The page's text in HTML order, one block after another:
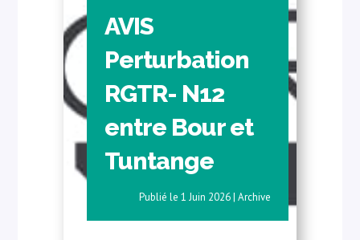
AVIS
Perturbation
RGTR- N12
entre Bour et
Tuntange
1 Juin 2026| Archive